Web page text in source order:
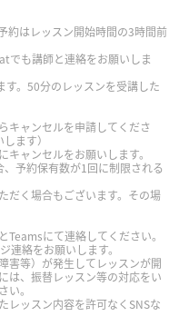
文翻译，它说探测
比格犬。它们真厉
( 女性 )
法很容易理解。是
社会变得难以生存
的，上周我陪上海同
。和他们聊天的时
是我没有机会唱歌虽
下次见！( 50代 女性 )
約はレッスン開始時間の3時間前
でも講師と連絡をお願いしま
。50分のレッスンを受講した
キャンセルを申請してくださ
ます）
ャンセルをお願いします。
予約保有数が1回に制限される
だく場合もございます。その場
にて連絡してください。
連絡をお願いします。
害等）が発生してレッスンが開
は、振替レッスン等の対応をい
。
レッスン内容を許可なくSNSな